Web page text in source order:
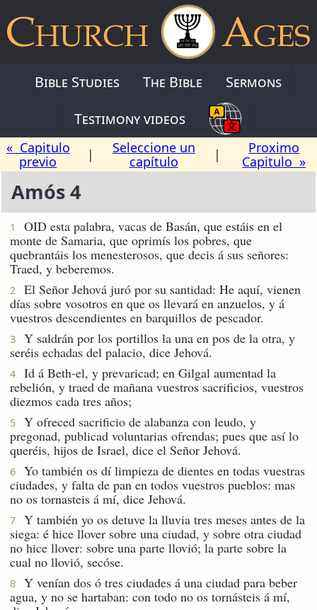
Bible Studies The Bible
Sermons
Testimony videos
« Capitulo
previo
|
Seleccione un
capítulo
|
Proximo
Capitulo »
Amós 4
1
OID esta palabra, vacas de Basán, que estáis en el
monte de Samaria, que oprimís los pobres, que
quebrantáis los menesterosos, que decis á sus señores:
Traed, y beberemos.
2
El Señor Jehová juró por su santidad: He aquí, vienen
días sobre vosotros en que os llevará en anzuelos, y á
vuestros descendientes en barquillos de pescador.
3
Y saldrán por los portillos la una en pos de la otra, y
seréis echadas del palacio, dice Jehová.
4
Id á Beth-el, y prevaricad; en Gilgal aumentad la
rebelión, y traed de mañana vuestros sacrificios, vuestros
diezmos cada tres años;
5
Y ofreced sacrificio de alabanza con leudo, y
pregonad, publicad voluntarias ofrendas; pues que así lo
queréis, hijos de Israel, dice el Señor Jehová.
6
Yo también os dí limpieza de dientes en todas vuestras
ciudades, y falta de pan en todos vuestros pueblos: mas
no os tornasteis á mí, dice Jehová.
7
Y también yo os detuve la lluvia tres meses antes de la
siega: é hice llover sobre una ciudad, y sobre otra ciudad
no hice llover: sobre una parte llovió; la parte sobre la
cual no llovió, secóse.
8
Y venían dos ó tres ciudades á una ciudad para beber
agua, y no se hartaban: con todo no os tornásteis á mí,